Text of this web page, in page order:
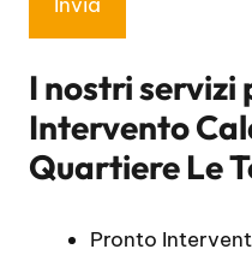
I nostri servizi
Intervento
Quartiere Le
Pronto